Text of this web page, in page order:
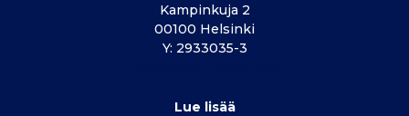
Kampinkuja 2
00100 Helsinki
Y: 2933035-3
Lue lisää